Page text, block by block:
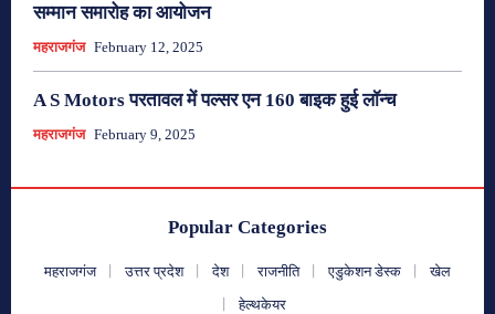
सम्मान समारोह का आयोजन
महराजगंज February 12, 2025
A S Motors परतावल में पल्सर एन 160 बाइक हुई लॉन्च
महराजगंज February 9, 2025
Popular Categories
महराजगंज उत्तर प्रदेश देश राजनीति एडुकेशन डेस्क
खेल
हेल्थकेयर